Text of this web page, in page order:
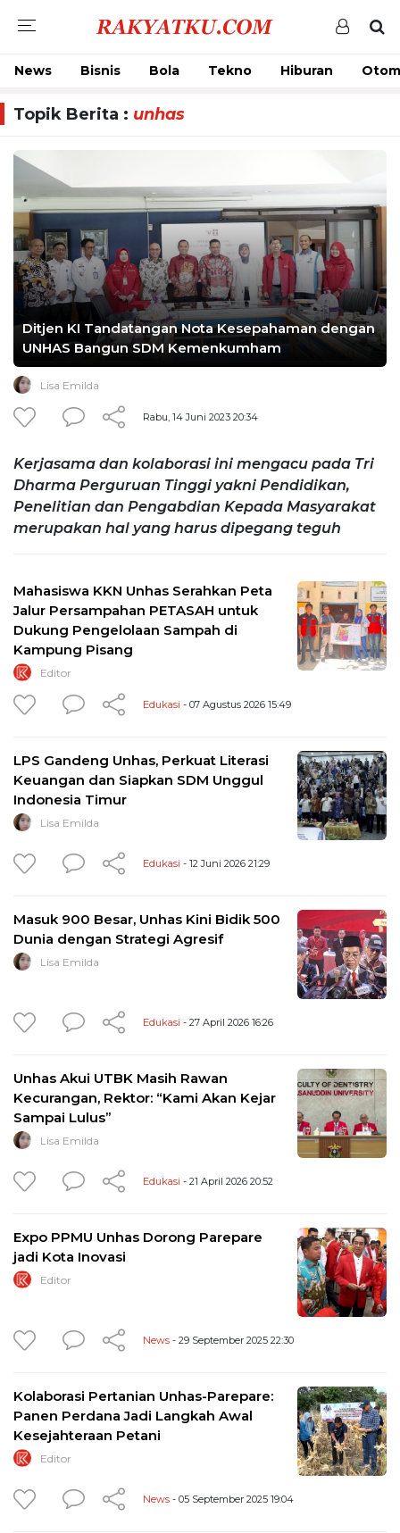
News Bisnis Bola Tekno Hiburan
Topik Berita : unhas
Ditjen KI Tandatangan Nota Kesepahaman dengan
UNHAS Bangun SDM Kemenkumham
Lisa Emilda
Rabu, 14 Juni 2023 20:34
Kerjasama dan kolaborasi ini mengacu pada Tri
Dharma Perguruan Tinggi yakni Pendidikan,
Penelitian dan Pengabdian Kepada Masyarakat
merupakan hal yang harus dipegang teguh
Mahasiswa KKN Unhas Serahkan Peta
Jalur Persampahan PETASAH untuk
Dukung Pengelolaan Sampah di
Kampung Pisang
Editor
Edukasi - 07 Agustus 2026 15:49
LPS Gandeng Unhas, Perkuat Literasi
Keuangan dan Siapkan SDM Unggul
Indonesia Timur
Lisa Emilda
Edukasi - 12 Juni 2026 21:29
Masuk 900 Besar, Unhas Kini Bidik 500
Dunia dengan Strategi Agresif
Lisa Emilda
Edukasi - 27 April 2026 16:26
Unhas Akui UTBK Masih Rawan
Kecurangan, Rektor: “Kami Akan Kejar
Sampai Lulus”
Lisa Emilda
Edukasi - 21 April 2026 20:52
Expo PPMU Unhas Dorong Parepare
jadi Kota Inovasi
Editor
News - 29 September 2025 22:30
Kolaborasi Pertanian Unhas-Parepare:
Panen Perdana Jadi Langkah Awal
Kesejahteraan Petani
Editor
News - 05 September 2025 19:04